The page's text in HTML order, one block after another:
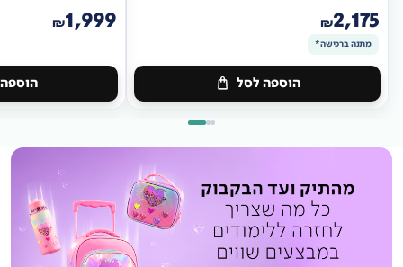
₪2,175
מתנה ברכישה*
הוספה לסל
₪1,999